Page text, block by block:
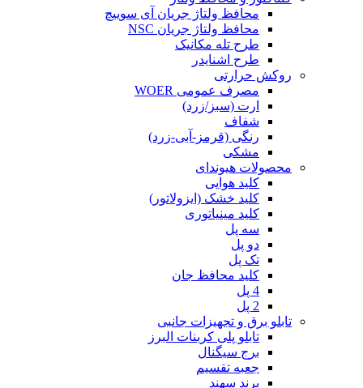
محافظ ولتاژ جریان آی سوییچ
محافظ ولتاژ جریان NSC
طرح تله مکانیک
طرح اشنایدر
روکش حرارتی
مصرف عمومی WOER
ارت (سبز/زرد)
شفاف
رنگی (قرمز-آبی-زرد)
مشکی
محصولات هیوندای
کلید هوایی
کلید خشک (ایزولاتور)
کلید مینیاتوری
سه پل
دو پل
تک پل
کلید محافظ جان
4 پل
2 پل
تابلو برق و تجهیزات جانبی
تابلو پلی کربنات البرز
برج سیگنال
جعبه تقسیم
برند سهند